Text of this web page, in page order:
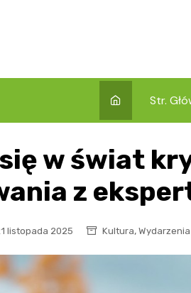
Str.
w świat
z
listopada 2025 Kultura, Wydarzenia